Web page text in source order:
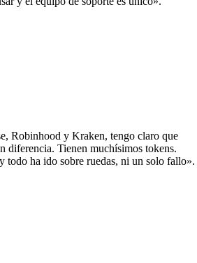
Robinhood y Kraken, tengo claro que
diferencia. Tienen muchísimos tokens.
todo ha ido sobre ruedas, ni un solo fallo».